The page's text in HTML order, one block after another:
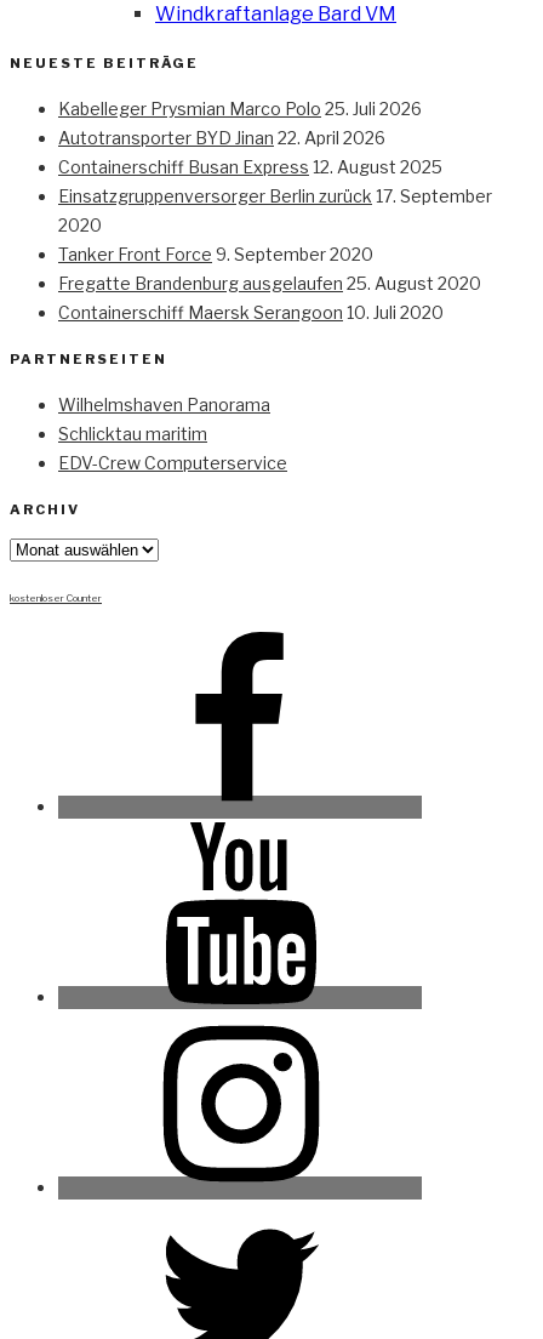
Windkraftanlage Bard VM
NEUESTE BEITRÄGE
Kabelleger Prysmian Marco Polo 25. Juli 2026
Autotransporter BYD Jinan 22. April 2026
Containerschiff Busan Express 12. August 2025
Einsatzgruppenversorger Berlin zurück 17. September
2020
Tanker Front Force 9. September 2020
Fregatte Brandenburg ausgelaufen 25. August 2020
Containerschiff Maersk Serangoon 10. Juli 2020
PARTNERSEITEN
Wilhelmshaven Panorama
Schlicktau maritim
EDV-Crew Computerservice
ARCHIV
Archiv
kostenloser Counter